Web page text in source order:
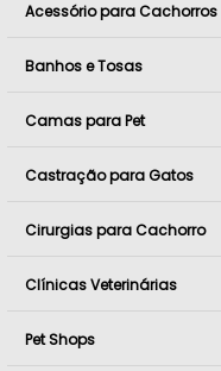
Acessório para Cachorros
Banhos e Tosas
Camas para Pet
Castração para Gatos
Cirurgias para Cachorro
Clínicas Veterinárias
Pet Shops